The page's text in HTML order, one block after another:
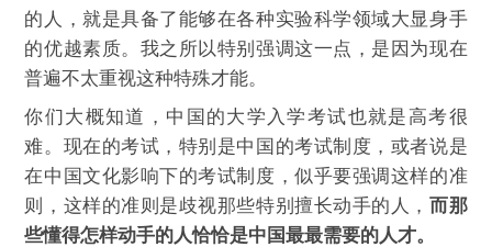
的人，就是具备了能够在各种实验科学领域大显身手
的优越素质。我之所以特别强调这一点，是因为现在
普遍不太重视这种特殊才能。
你们大概知道，中国的大学入学考试也就是高考很
难。现在的考试，特别是中国的考试制度，或者说是
在中国文化影响下的考试制度，似乎要强调这样的准
则，这样的准则是歧视那些特别擅长动手的人，而那
些懂得怎样动手的人恰恰是中国最最需要的人才。